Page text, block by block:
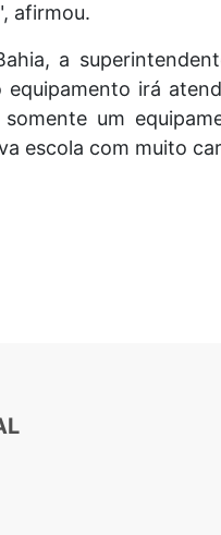
afirmou.
a
equipamento irá
um
escola com muito